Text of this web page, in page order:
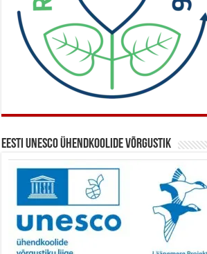
Eesti UNESCO ühendkoolide võrgustik